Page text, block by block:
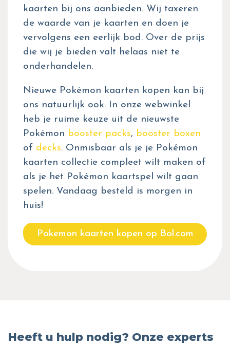
kaarten bij ons aanbieden. Wij taxeren
de waarde van je kaarten en doen je
vervolgens een eerlijk bod. Over de prijs
die wij je bieden valt helaas niet te
onderhandelen.
Nieuwe Pokémon kaarten kopen kan bij
ons natuurlijk ook. In onze webwinkel
heb je ruime keuze uit de nieuwste
Pokémon booster packs, booster boxen
of decks. Onmisbaar als je je Pokémon
kaarten collectie compleet wilt maken of
als je het Pokémon kaartspel wilt gaan
spelen. Vandaag besteld is morgen in
huis!
Pokemon kaarten kopen op Bol.com
Heeft u hulp nodig? Onze experts